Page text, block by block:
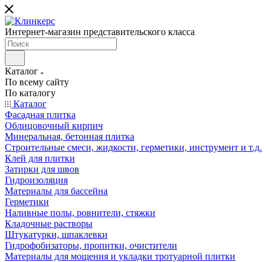
Интернет-магазин представительского класса
Каталог
По всему сайту
По каталогу
Каталог
Фасадная плитка
Облицовочный кирпич
Минеральная, бетонная плитка
Строительные смеси, жидкости, герметики, инструмент и т.д.
Клей для плитки
Затирки для швов
Гидроизоляция
Материалы для бассейна
Герметики
Наливные полы, ровнители, стяжки
Кладочные растворы
Штукатурки, шпаклевки
Гидрофобизаторы, пропитки, очистители
Материалы для мощения и укладки тротуарной плитки